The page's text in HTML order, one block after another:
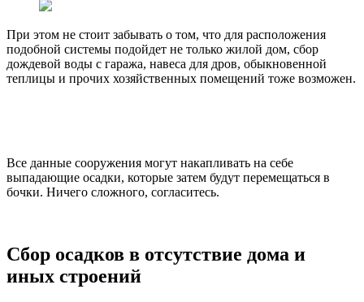
При этом не стоит забывать о том, что для расположения
подобной системы подойдет не только жилой дом, сбор
дождевой воды с гаража, навеса для дров, обыкновенной
теплицы и прочих хозяйственных помещений тоже возможен.
Все данные сооружения могут накапливать на себе
выпадающие осадки, которые затем будут перемещаться в
бочки. Ничего сложного, согласитесь.
Сбор осадков в отсутствие дома и
иных строений